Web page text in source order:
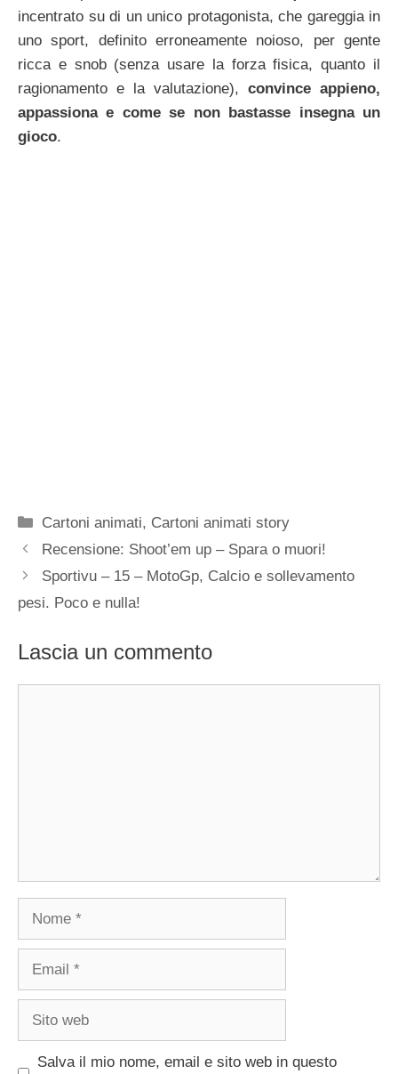
incentrato su di un unico protagonista, che gareggia in
uno sport, definito erroneamente noioso, per gente
ricca e snob (senza usare la forza fisica, quanto il
ragionamento e la valutazione), convince appieno,
appassiona e come se non bastasse insegna un
gioco.
Categorie
Cartoni animati, Cartoni animati story
Recensione: Shoot’em up – Spara o muori!
Sportivu – 15 – MotoGp, Calcio e sollevamento
pesi. Poco e nulla!
Lascia un commento
Salva il mio nome, email e sito web in questo